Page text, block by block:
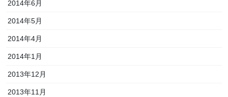
2014年6月
2014年5月
2014年4月
2014年1月
2013年12月
2013年11月